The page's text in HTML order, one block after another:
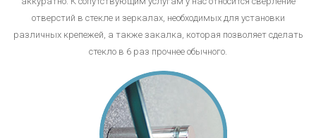
отверстий в стекле и зеркалах, необходимых для установки
различных крепежей, а также закалка, которая позволяет сделать
стекло в 6 раз прочнее обычного.